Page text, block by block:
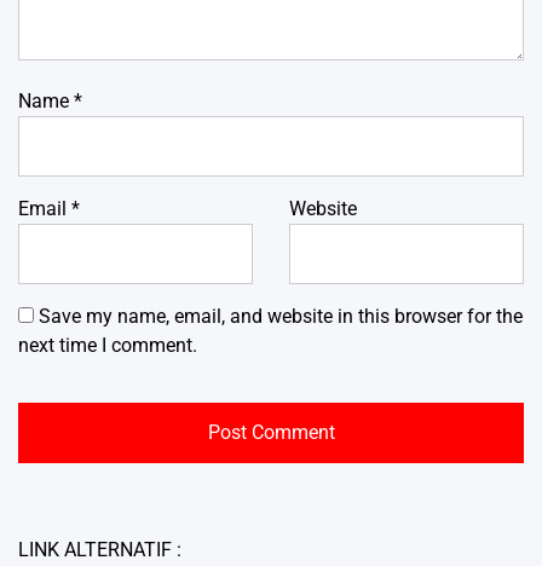
Name *
Email * Website
Save my name, email, and website in this browser for the
next time I comment.
LINK ALTERNATIF :